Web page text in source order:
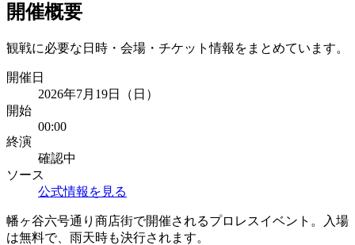
開催概要
観戦に必要な日時・会場・チケット情報をまとめています。
開催日
2026年7月19日（日）
開始
00:00
終演
確認中
ソース
公式情報を見る
幡ヶ谷六号通り商店街で開催されるプロレスイベント。入場
は無料で、雨天時も決行されます。